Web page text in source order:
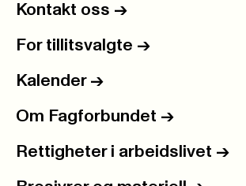
Kontakt oss ->
For tillitsvalgte ->
Kalender ->
Om Fagforbundet ->
Rettigheter i arbeidslivet ->